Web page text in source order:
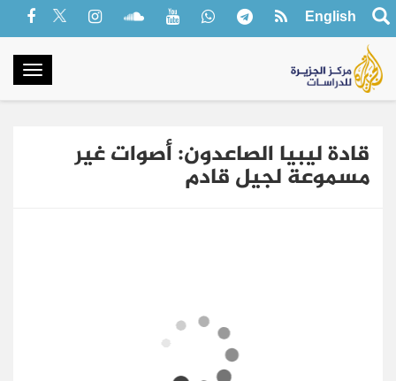
English
قادة ليبيا الصاعدون: أصوات غير
مسموعة لجيل قادم